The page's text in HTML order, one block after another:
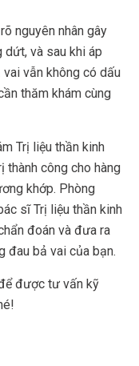
nguyên nhân gây
dứt, và sau khi áp
vẫn không có dấu
thăm khám cùng
Trị liệu thần kinh
thành công cho hàng
khớp. Phòng
sĩ Trị liệu thần kinh
đoán và đưa ra
đau bả vai của bạn.
được tư vấn kỹ